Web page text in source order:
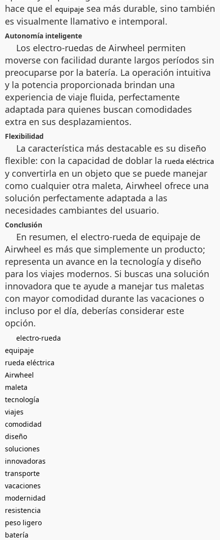
hace que el equipaje sea más durable, sino también
es visualmente llamativo e intemporal.
Autonomía inteligente
Los electro-ruedas de Airwheel permiten
moverse con facilidad durante largos períodos sin
preocuparse por la batería. La operación intuitiva
y la potencia proporcionada brindan una
experiencia de viaje fluida, perfectamente
adaptada para quienes buscan comodidades
extra en sus desplazamientos.
Flexibilidad
La característica más destacable es su diseño
flexible: con la capacidad de doblar la rueda eléctrica
y convertirla en un objeto que se puede manejar
como cualquier otra maleta, Airwheel ofrece una
solución perfectamente adaptada a las
necesidades cambiantes del usuario.
Conclusión
En resumen, el electro-rueda de equipaje de
Airwheel es más que simplemente un producto;
representa un avance en la tecnología y diseño
para los viajes modernos. Si buscas una solución
innovadora que te ayude a manejar tus maletas
con mayor comodidad durante las vacaciones o
incluso por el día, deberías considerar este
opción.
electro-rueda
equipaje
rueda eléctrica
Airwheel
maleta
tecnología
viajes
comodidad
diseño
soluciones
innovadoras
transporte
vacaciones
modernidad
resistencia
peso ligero
batería